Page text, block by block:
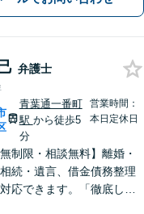
ながら、解決まで全力で
弁護士
青葉通一番町
駅 から徒歩5
分
営業時間：
本日定休日
無制限・相談無料】離婚・
続・遺言、借金債務整理
応できます。「徹底した